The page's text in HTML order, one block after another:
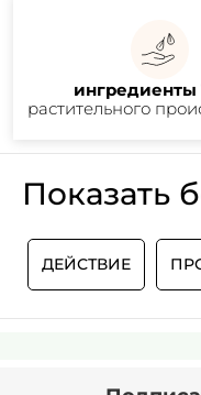
ингредиенты
растительного
Показать
ДЕЙСТВИЕ